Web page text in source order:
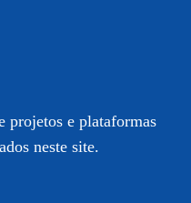
projetos e plataformas
neste site.